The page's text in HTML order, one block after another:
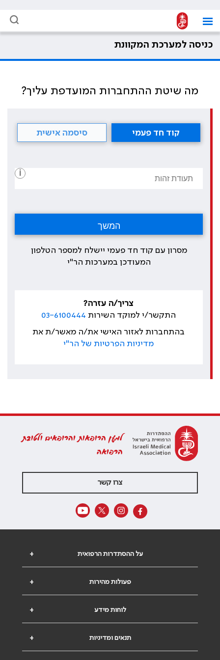
כניסה למערכת המקוונת
מה שיטת ההתחברות המועדפת עליך?
קוד חד פעמי סיסמה אישית
i
מסרון עם קוד חד פעמי יישלח למספר הטלפון
המעודכן במערכות הר"י
צריך/ה עזרה?
התקשר/י למוקד השירות 03-6100444
בהתחברות לאזור האישי את/ה מאשר/ת את
מדיניות הפרטיות של הר"י
למען הרופאות והרופאים ולטובת
הרפואה
צרו קשר
+ על ההסתדרות הרפואית
+ פעולות מהירות
+ לוחות מידע
+ תנאים ומדיניות